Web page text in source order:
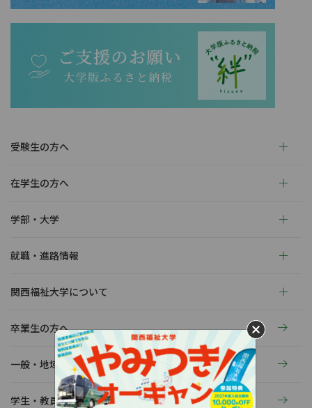
受験生の方へ
在学生の方へ
学部・大学
就職・進路情報
関西福祉大学について
卒業生の方へ
一般・地域の方へ
学生・教員の活動